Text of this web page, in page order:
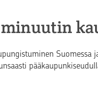
minuutin